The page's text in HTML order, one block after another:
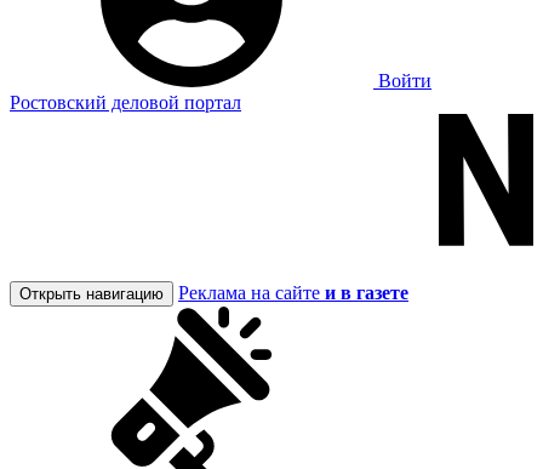
Войти
Ростовский деловой портал
Открыть навигацию Реклама на сайте и в газете